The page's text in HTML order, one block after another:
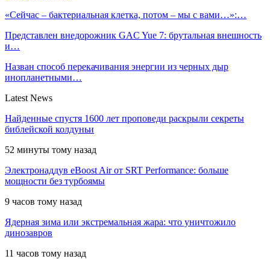
«Сейчас – бактериальная клетка, потом – мы с вами…»:…
Представлен внедорожник GAC Yue 7: брутальная внешность
и…
Назван способ перекачивания энергии из черных дыр
инопланетными…
Latest News
Найденные спустя 1600 лет проповеди раскрыли секреты
библейской колдуньи
52 минуты тому назад
Электронаддув eBoost Air от SRT Performance: больше
мощности без турбоямы
9 часов тому назад
Ядерная зима или экстремальная жара: что уничтожило
динозавров
11 часов тому назад